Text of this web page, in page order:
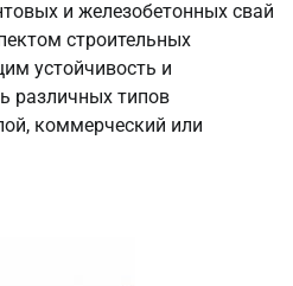
и железобетонных свай
строительных
устойчивость и
различных типов
коммерческий или